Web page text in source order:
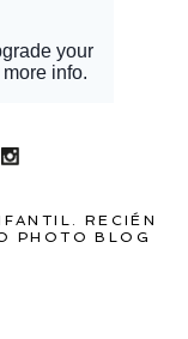
RECIÉN
PHOTO BLOG